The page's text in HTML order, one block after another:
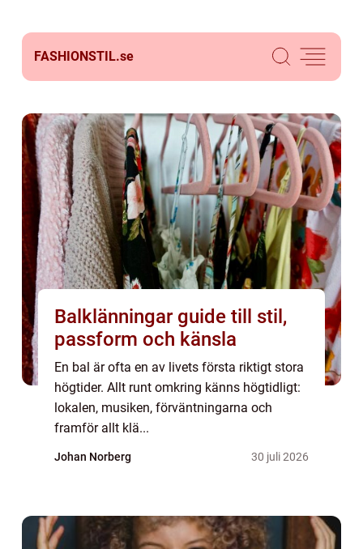
FASHIONSTIL.se
Balklänningar guide till stil,
passform och känsla
En bal är ofta en av livets första riktigt stora
högtider. Allt runt omkring känns högtidligt:
lokalen, musiken, förväntningarna och
framför allt klä...
Johan Norberg 30 juli 2026